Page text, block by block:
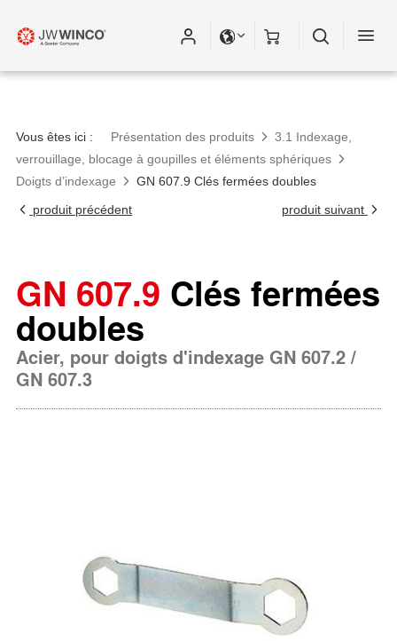
Vous êtes ici : Présentation des produits
3.1 Indexage,
verrouillage, blocage à goupilles et éléments sphériques
Doigts d’indexage
GN 607.9 Clés fermées doubles
produit précédent
produit suivant
GN 607.9 Clés fermées
doubles
Acier, pour doigts d'indexage GN 607.2 /
GN 607.3